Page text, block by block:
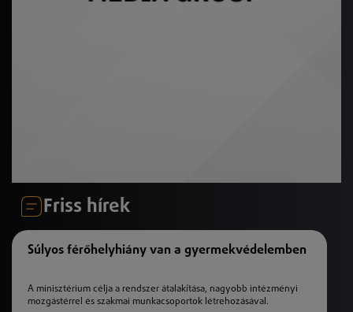
Friss hírek
Súlyos férőhelyhiány van a gyermekvédelemben
A minisztérium célja a rendszer átalakítása, nagyobb intézményi
mozgástérrel és szakmai munkacsoportok létrehozásával.